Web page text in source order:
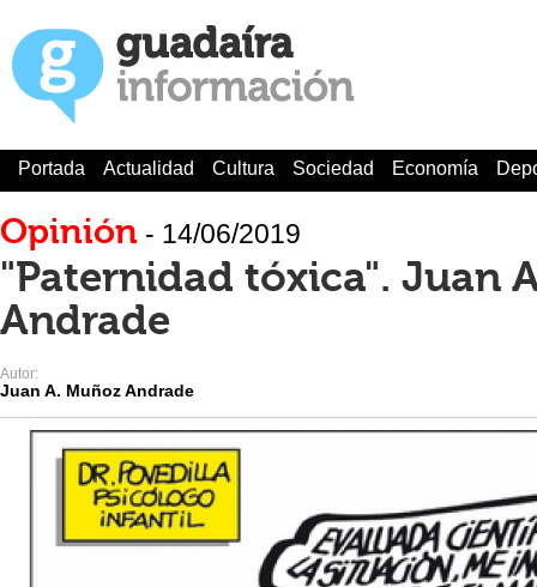
Portada Actualidad Cultura Sociedad Economía
Opinión - 14/06/2019
"Paternidad tóxica". Juan
Andrade
Autor:
Juan A. Muñoz Andrade